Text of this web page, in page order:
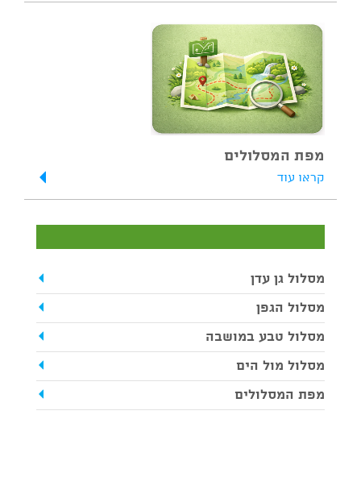
מפת המסלולים
קראו עוד
מסלול גן עדן
מסלול הגפן
מסלול טבע במושבה
מסלול מול הים
מפת המסלולים